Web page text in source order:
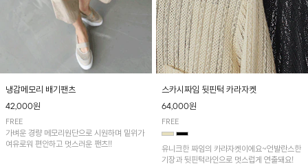
냉감메모리 배기팬츠
42,000원
FREE
가벼운 경량 메모리원단으로 시원하며 밑위가
여유로워 편안하고 멋스러운 팬츠!!
스카시짜임 뒷핀턱 카라자켓
64,000원
FREE
유니크한 짜임의 카라자켓이에요~언발란스한
기장과 뒷핀턱라인으로 멋스럽게 연출돼요!